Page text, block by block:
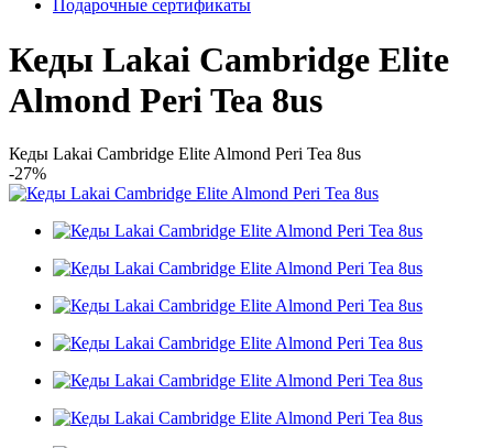
Подарочные сертификаты
Кеды Lakai Cambridge Elite
Almond Peri Tea 8us
Кеды Lakai Cambridge Elite Almond Peri Tea 8us
-27%